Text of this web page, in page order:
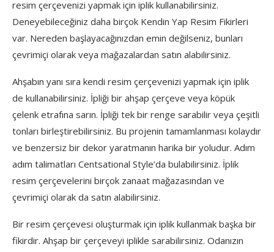
resim çerçevenizi yapmak için iplik kullanabilirsiniz.
Deneyebileceğiniz daha birçok Kendin Yap Resim Fikirleri
var. Nereden başlayacağınızdan emin değilseniz, bunları
çevrimiçi olarak veya mağazalardan satın alabilirsiniz.
Ahşabın yanı sıra kendi resim çerçevenizi yapmak için iplik
de kullanabilirsiniz. İpliği bir ahşap çerçeve veya köpük
çelenk etrafına sarın. İpliği tek bir renge sarabilir veya çeşitli
tonları birleştirebilirsiniz. Bu projenin tamamlanması kolaydır
ve benzersiz bir dekor yaratmanın harika bir yoludur. Adım
adım talimatları Centsational Style’da bulabilirsiniz. İplik
resim çerçevelerini birçok zanaat mağazasından ve
çevrimiçi olarak da satın alabilirsiniz.
Bir resim çerçevesi oluşturmak için iplik kullanmak başka bir
fikirdir. Ahşap bir çerçeveyi iplikle sarabilirsiniz. Odanızın